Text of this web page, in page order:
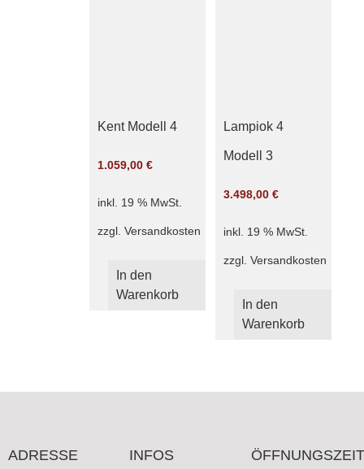
Kent Modell 4
1.059,00 €
inkl. 19 % MwSt.
zzgl. Versandkosten
In den
Warenkorb
Lampiok 4
Modell 3
3.498,00 €
inkl. 19 % MwSt.
zzgl. Versandkosten
In den
Warenkorb
ADRESSE INFOS